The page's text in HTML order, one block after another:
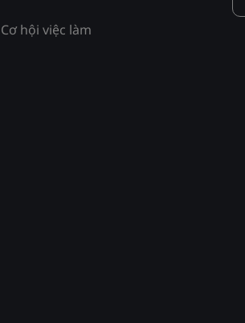
Cơ hội việc làm